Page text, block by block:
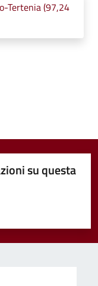
Tertenia (97,24
su questa